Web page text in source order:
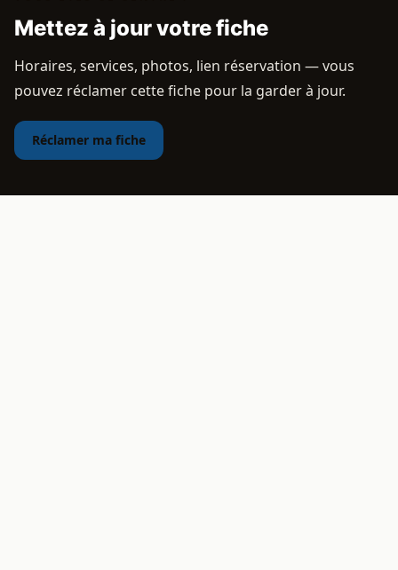
Mettez à jour votre fiche
Horaires, services, photos, lien réservation — vous
pouvez réclamer cette fiche pour la garder à jour.
Réclamer ma fiche